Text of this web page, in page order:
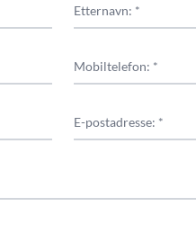
Etternavn: *
Mobiltelefon: *
E-postadresse: *